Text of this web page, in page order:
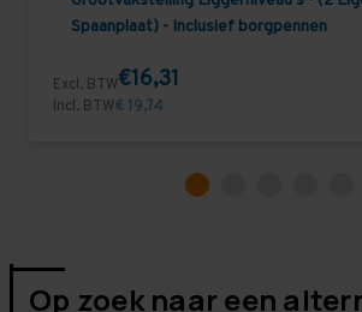
Spaanplaat) - Inclusief borgpennen
Excl. BTW€16,31
Incl. BTW€ 19,74
Op zoek naar een